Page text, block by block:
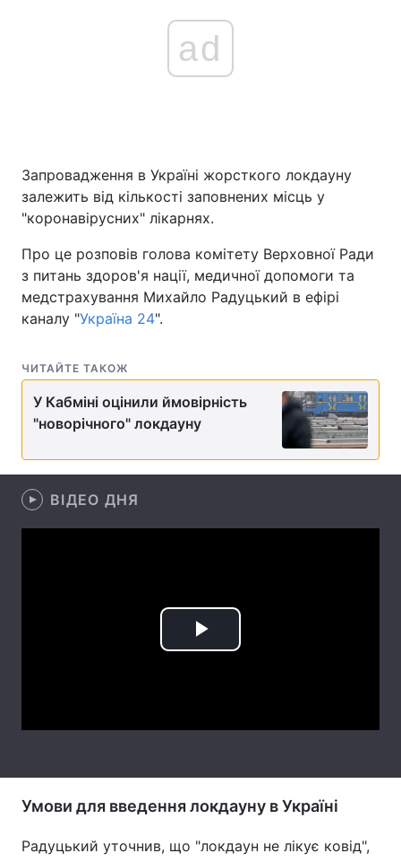
Україна Політика
Економіка
Спорт Наука
Техно і зв'язок Лайт
Зброя
Здоров'я
Цікавинки Погода
Лонгріди
Вакансії
ad
Запровадження в Україні жорсткого локдауну
залежить від кількості заповнених місць у
"коронавірусних" лікарнях.
Про це розповів голова комітету Верховної Ради
з питань здоров'я нації, медичної допомоги та
медстрахування Михайло Радуцький в ефірі
каналу "Україна 24".
ЧИТАЙТЕ ТАКОЖ
У Кабміні оцінили ймовірність
"новорічного" локдауну
ВІДЕО ДНЯ
Play
Умови для введення локдауну в Україні
Радуцький уточнив, що "локдаун не лікує ковід",